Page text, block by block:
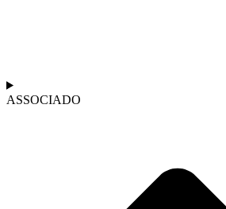
ASSOCIADO